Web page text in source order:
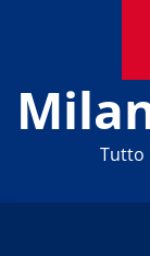
Tutto